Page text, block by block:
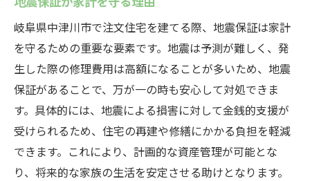
岐阜県中津川市で注文住宅を建てる際、地震保証は家計
を守るための重要な要素です。地震は予測が難しく、発
生した際の修理費用は高額になることが多いため、地震
保証があることで、万が一の時も安心して対処できま
す。具体的には、地震による損害に対して金銭的支援が
受けられるため、住宅の再建や修繕にかかる負担を軽減
できます。これにより、計画的な資産管理が可能とな
り、将来的な家族の生活を安定させる助けとなります。